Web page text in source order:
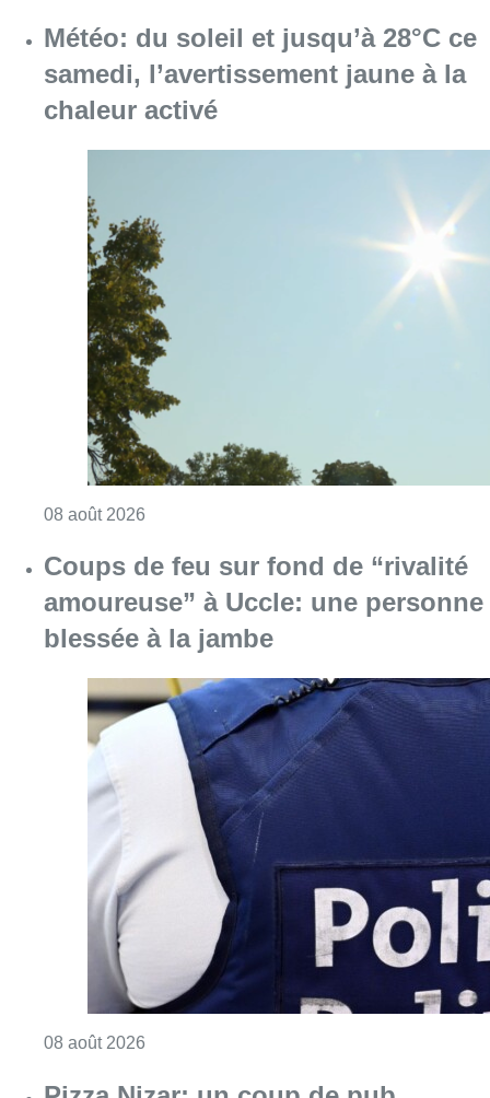
Météo: du soleil et jusqu’à 28°C ce
samedi, l’avertissement jaune à la
chaleur activé
08 août 2026
Coups de feu sur fond de “rivalité
amoureuse” à Uccle: une personne
blessée à la jambe
08 août 2026